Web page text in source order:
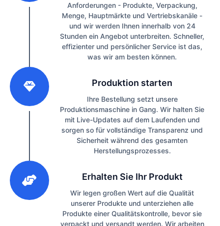
Anforderungen - Produkte, Verpackung,
Menge, Hauptmärkte und Vertriebskanäle -
und wir werden Ihnen innerhalb von 24
Stunden ein Angebot unterbreiten. Schneller,
effizienter und persönlicher Service ist das,
was wir am besten können.
Produktion starten
Ihre Bestellung setzt unsere
Produktionsmaschine in Gang. Wir halten Sie
mit Live-Updates auf dem Laufenden und
sorgen so für vollständige Transparenz und
Sicherheit während des gesamten
Herstellungsprozesses.
Erhalten Sie Ihr Produkt
Wir legen großen Wert auf die Qualität
unserer Produkte und unterziehen alle
Produkte einer Qualitätskontrolle, bevor sie
verpackt und versandt werden. Wir arbeiten